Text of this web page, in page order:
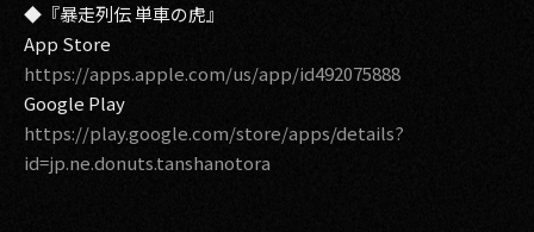
◆『暴走列伝 単車の虎』
App Store
https://apps.apple.com/us/app/id492075888
Google Play
https://play.google.com/store/apps/details?
id=jp.ne.donuts.tanshanotora